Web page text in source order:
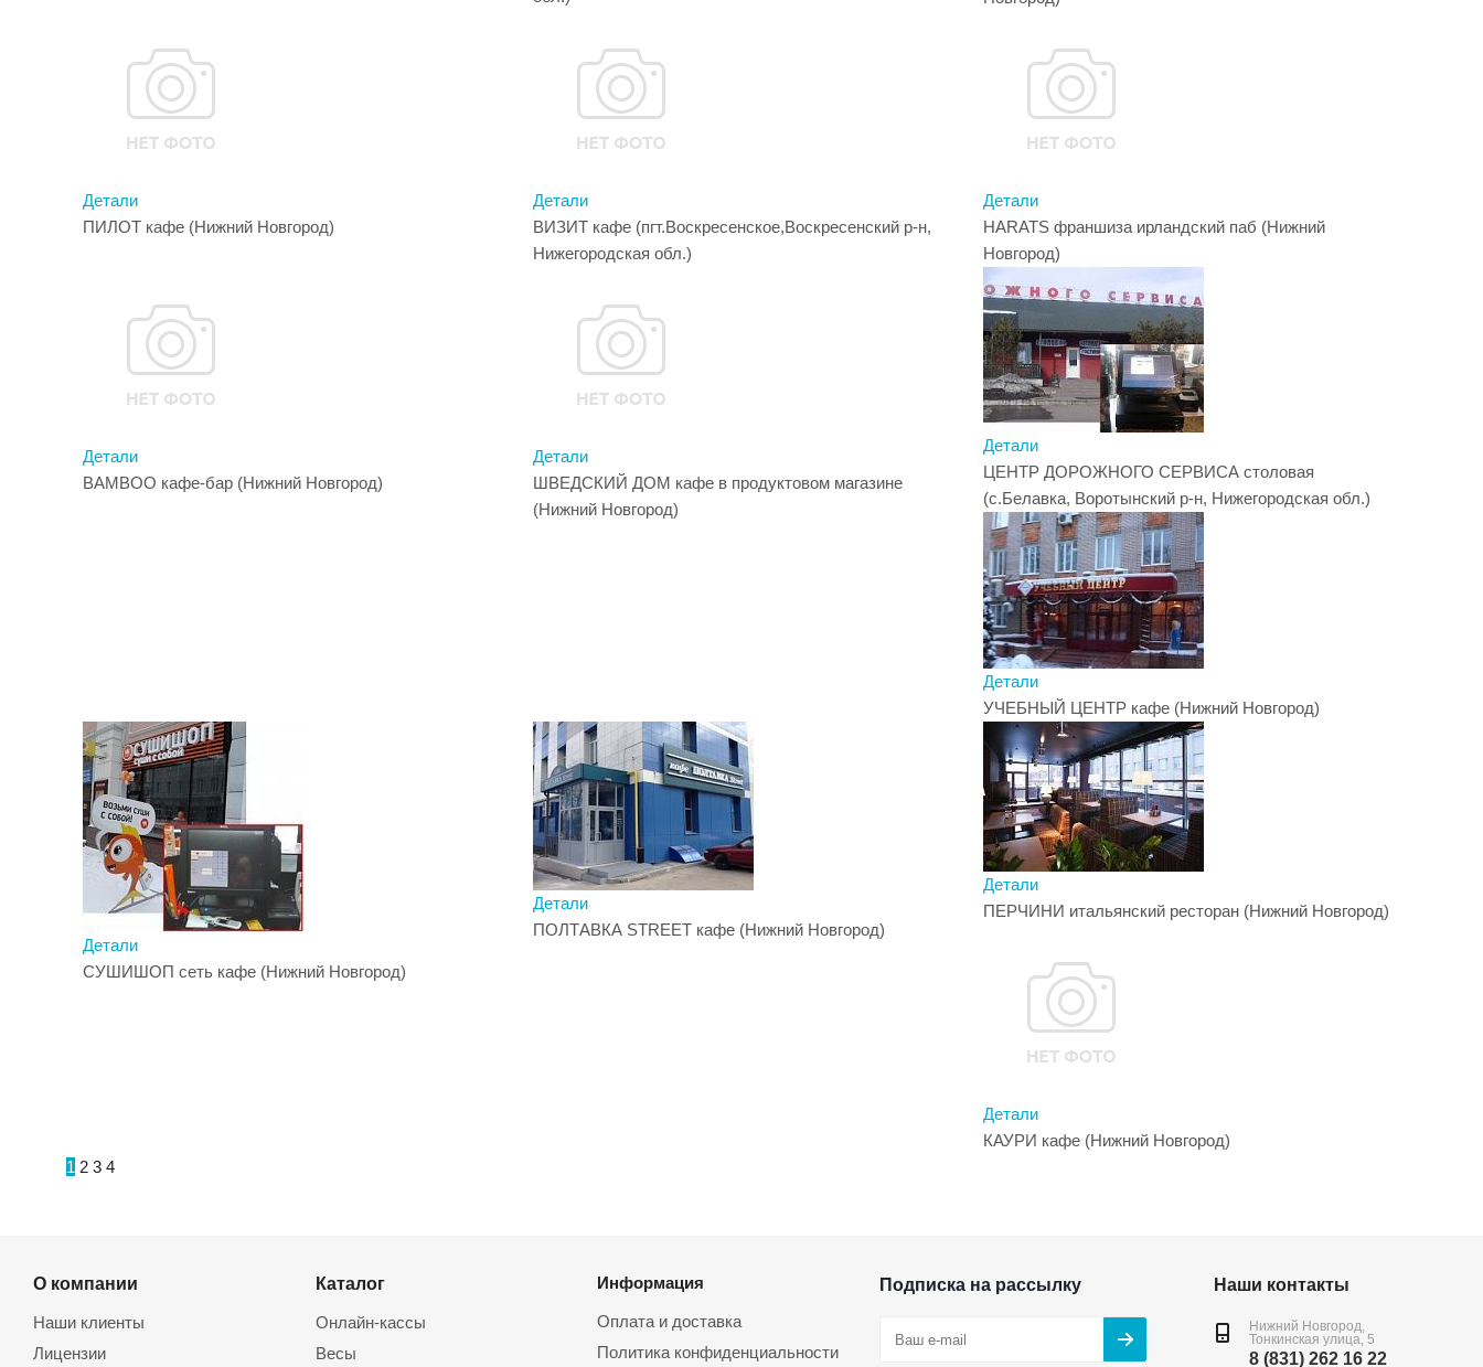
Детали
ПИЛОТ кафе (Нижний Новгород)
Детали
ВИЗИТ кафе (пгт.Воскресенское,Воскресенский р-н,
Нижегородская обл.)
Детали
HARATS франшиза ирландский паб (Нижний
Новгород)
Детали
BAMBOO кафе-бар (Нижний Новгород)
Детали
ШВЕДСКИЙ ДОМ кафе в продуктовом магазине
(Нижний Новгород)
Детали
ЦЕНТР ДОРОЖНОГО СЕРВИСА столовая
(с.Белавка, Воротынский р-н, Нижегородская обл.)
Детали
УЧЕБНЫЙ ЦЕНТР кафе (Нижний Новгород)
Детали
СУШИШОП сеть кафе (Нижний Новгород)
Детали
ПОЛТАВКА STREET кафе (Нижний Новгород)
Детали
ПЕРЧИНИ итальянский ресторан (Нижний Новгород)
Детали
КАУРИ кафе (Нижний Новгород)
1 2 3 4
О компании
Наши клиенты
Лицензии
Каталог
Онлайн-кассы
Весы
Информация
Оплата и доставка
Политика конфиденциальности
Подписка на рассылку Наши контакты
Нижний Новгород,
Тонкинская улица, 5
8 (831) 262 16 22